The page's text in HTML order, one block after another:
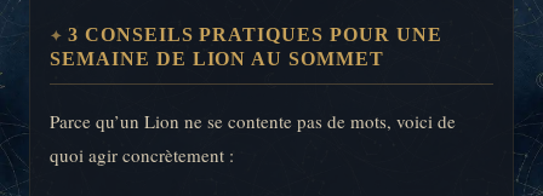
3 CONSEILS PRATIQUES POUR UNE
SEMAINE DE LION AU SOMMET
Parce qu’un Lion ne se contente pas de mots, voici de
quoi agir concrètement :